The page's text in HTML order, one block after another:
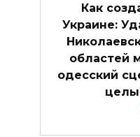
Как
Украине:
областей
одесский
целы